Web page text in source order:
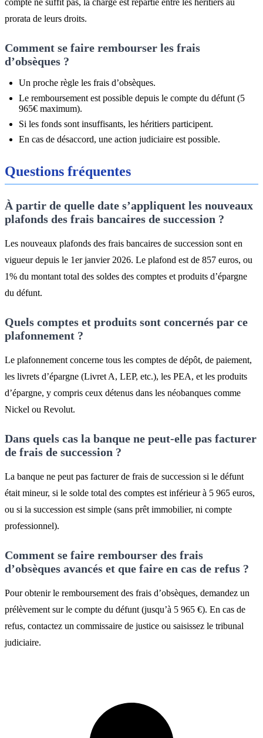
compte ne suffit pas, la charge est répartie entre les héritiers au
prorata de leurs droits.
Comment se faire rembourser les frais
d’obsèques ?
Un proche règle les frais d’obsèques.
Le remboursement est possible depuis le compte du défunt (5
965€ maximum).
Si les fonds sont insuffisants, les héritiers participent.
En cas de désaccord, une action judiciaire est possible.
Questions fréquentes
À partir de quelle date s’appliquent les nouveaux
plafonds des frais bancaires de succession ?
Les nouveaux plafonds des frais bancaires de succession sont en
vigueur depuis le 1er janvier 2026. Le plafond est de 857 euros, ou
1% du montant total des soldes des comptes et produits d’épargne
du défunt.
Quels comptes et produits sont concernés par ce
plafonnement ?
Le plafonnement concerne tous les comptes de dépôt, de paiement,
les livrets d’épargne (Livret A, LEP, etc.), les PEA, et les produits
d’épargne, y compris ceux détenus dans les néobanques comme
Nickel ou Revolut.
Dans quels cas la banque ne peut-elle pas facturer
de frais de succession ?
La banque ne peut pas facturer de frais de succession si le défunt
était mineur, si le solde total des comptes est inférieur à 5 965 euros,
ou si la succession est simple (sans prêt immobilier, ni compte
professionnel).
Comment se faire rembourser des frais
d’obsèques avancés et que faire en cas de refus ?
Pour obtenir le remboursement des frais d’obsèques, demandez un
prélèvement sur le compte du défunt (jusqu’à 5 965 €). En cas de
refus, contactez un commissaire de justice ou saisissez le tribunal
judiciaire.